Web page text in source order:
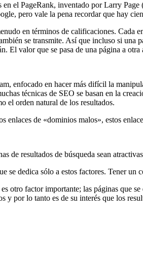
en el PageRank, inventado por Larry
pero vale la pena recordar que hay
en términos de calificaciones. Cada
se transmite. Así que incluso si una
El valor que se pasa de una página a
enfocado en hacer más difícil la
técnicas de SEO se basan en la
el orden natural de los resultados.
enlaces de «dominios malos», estos
de resultados de búsqueda sean
se dedica sólo a estos factores. Tener
otro factor importante; las páginas que
y por lo tanto es de su interés que los